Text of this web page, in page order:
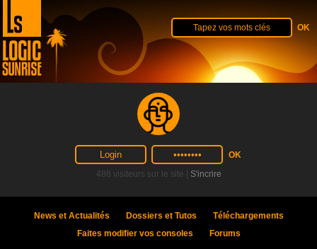
488 visiteurs sur le site | S'incrire
News et Actualités Dossiers et Tutos
Téléchargements
Faites modifier vos consoles
Forums